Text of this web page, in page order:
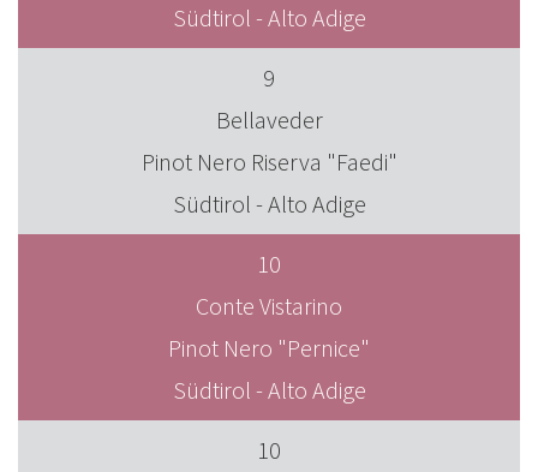
Südtirol - Alto Adige
9
Bellaveder
Pinot Nero Riserva "Faedi"
Südtirol - Alto Adige
10
Conte Vistarino
Pinot Nero "Pernice"
Südtirol - Alto Adige
10